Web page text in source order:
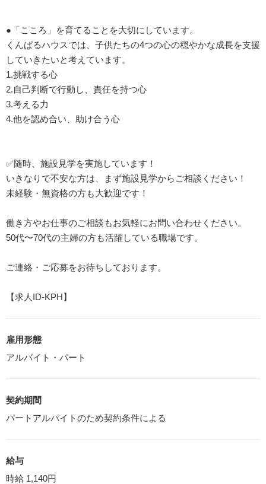
●「こころ」を育てることを大切にしています。
くんぱるハウスでは、子供たちの4つの心の穏やかな成長を支援
していきたいと考えています。
1.挑戦する心
2.自己判断で行動し、責任を持つ心
3.考える力
4.他を認め合い、助け合う心
✅随時、施設見学を実施しています！
いきなりで不安な方は、まず施設見学からご相談ください！
未経験・無資格の方も大歓迎です！
働き方やお仕事のご相談もお気軽にお問い合わせください。
50代〜70代の主婦の方も活躍している職場です。
ご連絡・ご応募をお待ちしております。
【求人ID-KPH】
雇用形態
アルバイト・パート
契約期間
パートアルバイトのため契約条件による
給与
時給 1,140円